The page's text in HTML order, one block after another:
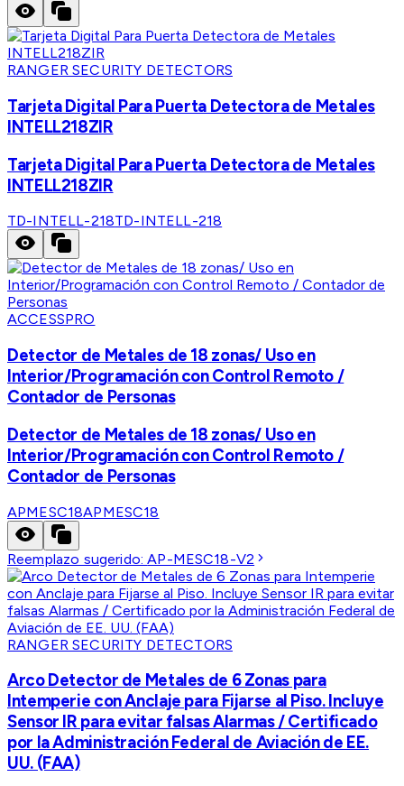
RANGER SECURITY DETECTORS
Tarjeta Digital Para Puerta Detectora de Metales
INTELL218ZIR
Tarjeta Digital Para Puerta Detectora de Metales
INTELL218ZIR
TD-INTELL-218TD-INTELL-218
ACCESSPRO
Detector de Metales de 18 zonas/ Uso en
Interior/Programación con Control Remoto /
Contador de Personas
Detector de Metales de 18 zonas/ Uso en
Interior/Programación con Control Remoto /
Contador de Personas
APMESC18APMESC18
Reemplazo sugerido:AP-MESC18-V2
RANGER SECURITY DETECTORS
Arco Detector de Metales de 6 Zonas para
Intemperie con Anclaje para Fijarse al Piso. Incluye
Sensor IR para evitar falsas Alarmas / Certificado
por la Administración Federal de Aviación de EE.
UU. (FAA)